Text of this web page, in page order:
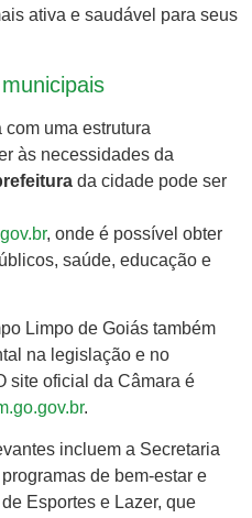
ativa e saudável para seus
uma estrutura
às necessidades da
da cidade pode ser
, onde é possível obter
saúde, educação e
Limpo de Goiás também
na legislação e no
site oficial da Câmara é
.
incluem a Secretaria
de bem-estar e
Esportes e Lazer, que